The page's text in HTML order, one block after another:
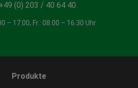
(0) 203 / 40 64 40
– 17.00, Fr.: 08.00 – 16.30 Uhr
Produkte